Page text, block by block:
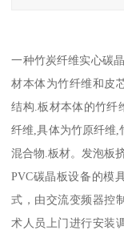
一种竹炭纤维实心碳
材本体为竹纤维和皮
结构.板材本体的竹纤
纤维,具体为竹原纤维,
混合物.板材。发泡板
PVC碳晶板设备的模
式，由交流变频器控
术人员上门进行安装